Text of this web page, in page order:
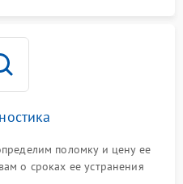
поломку и цену ее
о сроках ее устранения